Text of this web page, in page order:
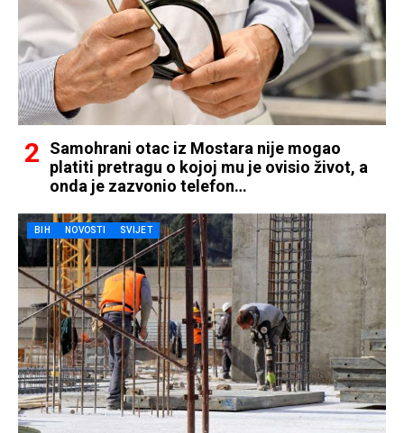
Samohrani otac iz Mostara nije mogao
platiti pretragu o kojoj mu je ovisio život, a
onda je zazvonio telefon…
BIH NOVOSTI SVIJET